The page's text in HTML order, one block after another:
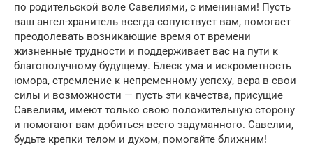
по родительской воле Савелиями, с именинами! Пусть
ваш ангел-хранитель всегда сопутствует вам, помогает
преодолевать возникающие время от времени
жизненные трудности и поддерживает вас на пути к
благополучному будущему. Блеск ума и искрометность
юмора, стремление к непременному успеху, вера в свои
силы и возможности — пусть эти качества, присущие
Савелиям, имеют только свою положительную сторону
и помогают вам добиться всего задуманного. Савелии,
будьте крепки телом и духом, помогайте ближним!